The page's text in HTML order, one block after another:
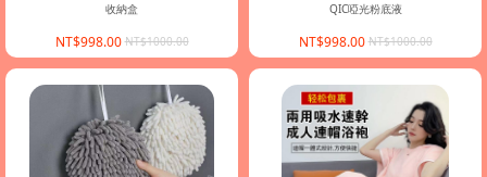
收納盒
NT$998.00NT$1000.00
QIC啞光粉底液
NT$998.00NT$1000.00